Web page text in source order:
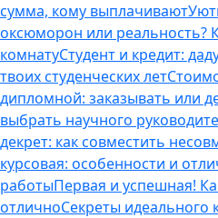
сумма, кому выплачивают
оксюморон или реальность?
комнатуСтудент и кредит:
твоих студенческих лет
дипломной: заказывать или
выбрать научного
декрет: как совместить
курсовая: особенности и
работыПервая и успешная!
отличноСекреты идеального